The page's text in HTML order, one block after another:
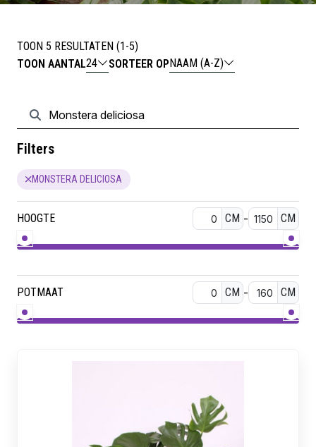
TOON 5 RESULTATEN (1-5)
TOON AANTAL24 SORTEER OPNAAM (A-Z)
Filters
MONSTERA DELICIOSA
HOOGTE CM - CM
POTMAAT CM - CM